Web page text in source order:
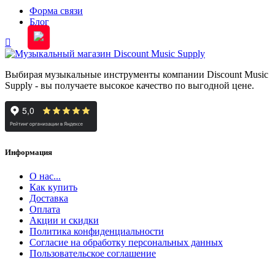
Форма связи
Блог
Выбирая музыкальные инструменты компании Discount Music
Supply - вы получаете высокое качество по выгодной цене.
Информация
О нас...
Как купить
Доставка
Оплата
Акции и скидки
Политика конфиденциальности
Согласие на обработку персональных данных
Пользовательское соглашение